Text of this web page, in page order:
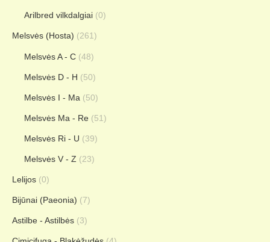
Arilbred vilkdalgiai (0)
Melsvės (Hosta) (261)
Melsvės A - C (48)
Melsvės D - H (50)
Melsvės I - Ma (50)
Melsvės Ma - Re (51)
Melsvės Ri - U (39)
Melsvės V - Z (23)
Lelijos (0)
Bijūnai (Paeonia) (7)
Astilbe - Astilbės (3)